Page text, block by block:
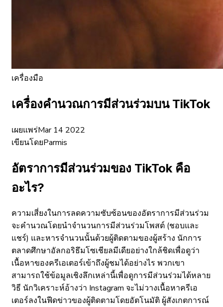
เครื่องมือ
เครื่องคำนวณการมีส่วนร่วมบน TikTok
เผยแพร่Mar 14 2022
เขียนโดยParmis
อัตราการมีส่วนร่วมของ TikTok คือ
อะไร?
ความเสี่ยงในการลดความซับซ้อนของอัตราการมีส่วนร่วม
จะคำนวณโดยนำจำนวนการมีส่วนร่วมโพสต์ (ชอบและ
แชร์) และหารจำนวนนั้นด้วยผู้ติดตามของผู้สร้าง นักการ
ตลาดศึกษาอัลกอริธึมโซเชียลมีเดียอย่างใกล้ชิดเพื่อดูว่า
เนื้อหาของครีเอเตอร์เข้าถึงผู้ชมได้อย่างไร พวกเขา
สามารถใช้ข้อมูลเชิงลึกเหล่านี้เพื่อดูการมีส่วนร่วมได้หลาย
วิธี นักวิเคราะห์อ้างว่า Instagram จะไม่วางเนื้อหาครีเอ
เตอร์ลงในฟีดข่าวของผู้ติดตามโดยอัตโนมัติ ผู้สังเกตการณ์